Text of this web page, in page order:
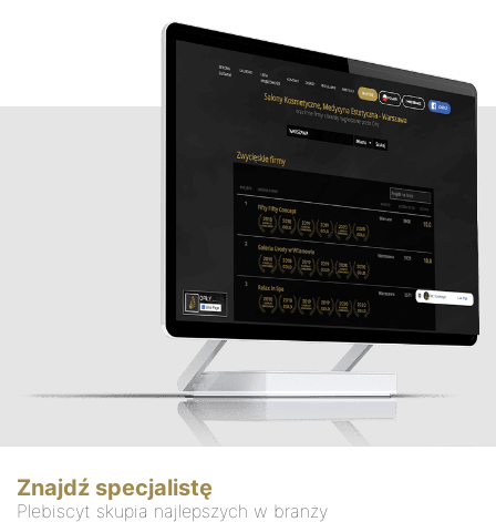
Znajdź specjalistę
Plebiscyt skupia najlepszych w branży